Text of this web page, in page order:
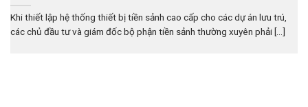
Khi thiết lập hệ thống thiết bị tiền sảnh cao cấp cho các dự án lưu trú,
các chủ đầu tư và giám đốc bộ phận tiền sảnh thường xuyên phải [...]